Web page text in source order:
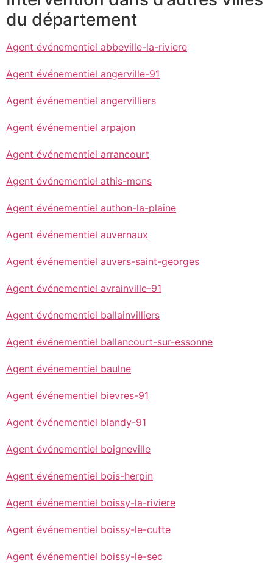
du département
Agent événementiel abbeville-la-riviere
Agent événementiel angerville-91
Agent événementiel angervilliers
Agent événementiel arpajon
Agent événementiel arrancourt
Agent événementiel athis-mons
Agent événementiel authon-la-plaine
Agent événementiel auvernaux
Agent événementiel auvers-saint-georges
Agent événementiel avrainville-91
Agent événementiel ballainvilliers
Agent événementiel ballancourt-sur-essonne
Agent événementiel baulne
Agent événementiel bievres-91
Agent événementiel blandy-91
Agent événementiel boigneville
Agent événementiel bois-herpin
Agent événementiel boissy-la-riviere
Agent événementiel boissy-le-cutte
Agent événementiel boissy-le-sec